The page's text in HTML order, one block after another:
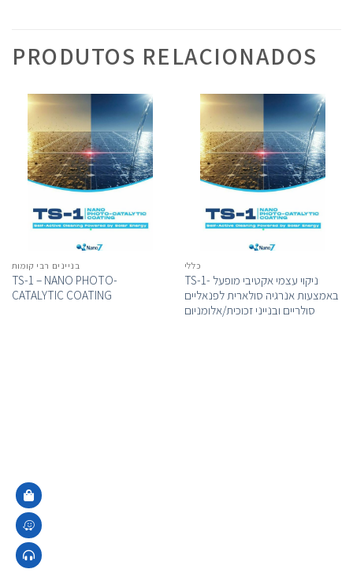
PRODUTOS RELACIONADOS
בניינים רבי קומות
TS-1 – NANO PHOTO-
CATALYTIC COATING
כללי
TS-1- ניקוי עצמי אקטיבי מופעל
באמצעות אנרגיה סולארית לפנאליים
סולריים ובנייני זכוכית/אלומניום